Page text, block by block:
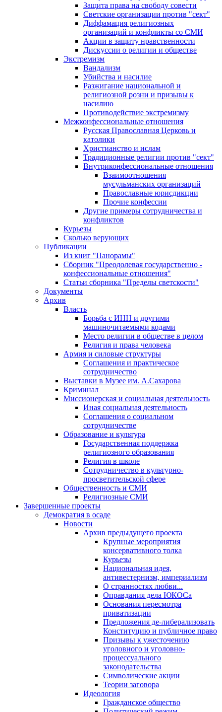
Защита права на свободу совести
Светские организации против "сект"
Диффамация религиозных
организаций и конфликты со СМИ
Акции в защиту нравственности
Дискуссии о религии и обществе
Экстремизм
Вандализм
Убийства и насилие
Разжигание национальной и
религиозной розни и призывы к
насилию
Противодействие экстремизму
Межконфессиональные отношения
Русская Православная Церковь и
католики
Христианство и ислам
Традиционные религии против "сект"
Внутриконфессиональные отношения
Взаимоотношения
мусульманских организаций
Православные юрисдикции
Прочие конфессии
Другие примеры сотрудничества и
конфликтов
Курьезы
Сколько верующих
Публикации
Из книг "Панорамы"
Сборник "Преодолевая государственно -
конфессиональные отношения"
Статьи сборника "Пределы светскости"
Документы
Архив
Власть
Борьба с ИНН и другими
машиночитаемыми кодами
Место религии в обществе в целом
Религия и права человека
Армия и силовые структуры
Соглашения и практическое
сотрудничество
Выставки в Музее им. А.Сахарова
Криминал
Миссионерская и социальная деятельность
Иная социальная деятельность
Соглашения о социальном
сотрудничестве
Образование и культура
Государственная поддержка
религиозного образования
Религия в школе
Сотрудничество в культурно-
просветительской сфере
Общественность и СМИ
Религиозные СМИ
Завершенные проекты
Демократия в осаде
Новости
Архив предыдущего проекта
Крупные мероприятия
консервативного толка
Курьезы
Национальная идея,
антивестернизм, империализм
О странностях любви...
Оправдания дела ЮКОСа
Основания пересмотра
приватизации
Предложения де-либерализовать
Конституцию и публичное право
Призывы к ужесточению
уголовного и уголовно-
процессуального
законодательства
Символические акции
Теории заговора
Идеология
Гражданское общество